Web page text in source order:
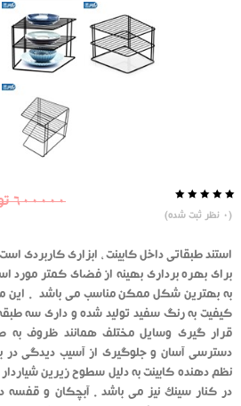
از
50
رای
دهنده
(
0 نظر ثبت شده)
600000
استند طبقاتی داخل کابینت ، ابزاری کاربردی
برای بهره برداری بهینه از فضای کمتر مورد
به بهترین شکل ممکن مناسب می باشد . این
کیفیت به رنگ سفید تولید شده و داری سه
قرار گیری وسایل مختلف همانند ظروف
دسترسی آسان و جلوگیری از آسیب دیدگی
نظم دهنده کابینت به دلیل سطوح زیرین شیاردار
در کنار سینک نیز می باشد . آبچکان و قفسه